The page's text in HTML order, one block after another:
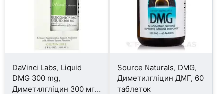
DaVinci Labs, Liquid
DMG 300 mg,
Диметилгліцин 300 мг,
Source Naturals, DMG,
Диметилгліцин ДМГ, 60
таблеток